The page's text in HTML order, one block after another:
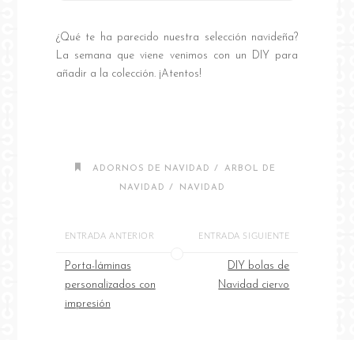
¿Qué te ha parecido nuestra selección navideña?
La semana que viene venimos con un DIY para
añadir a la colección. ¡Atentos!
ADORNOS DE NAVIDAD / ARBOL DE
NAVIDAD / NAVIDAD
ENTRADA ANTERIOR
Porta-láminas
personalizados con
impresión
ENTRADA SIGUIENTE
DIY bolas de
Navidad ciervo